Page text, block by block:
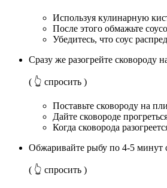
Используя кулинарную
После этого обмажьте
Убедитесь, что соус
Сразу же разогрейте сковороду
( 👆 спросить )
Поставьте сковороду на
Дайте сковороде
Когда сковорода
Обжаривайте рыбу по 4-5 минут
( 👆 спросить )